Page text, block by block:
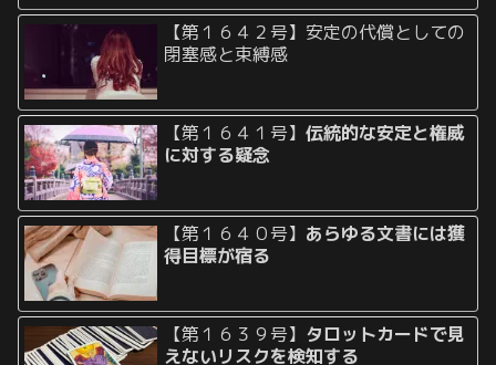
【第１６４２号】安定の代償としての
閉塞感と束縛感
【第１６４１号】伝統的な安定と権威
に対する疑念
【第１６４０号】 あらゆる文書には獲
得目標が宿る
【第１６３９号】 タロットカードで見
えないリスクを検知する